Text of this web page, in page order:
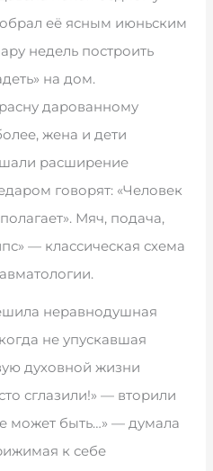
её ясным июньским
недель построить
на дом.
дарованному
жена и дети
расширение
говорят: «Человек
Мяч, подача,
— классическая схема
неравнодушная
не упускавшая
духовной жизни
сглазили!» — вторили
может быть…» — думала
к себе